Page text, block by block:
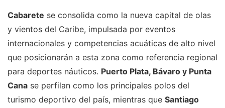
Cabarete se consolida como la nueva capital de olas
y vientos del Caribe, impulsada por eventos
internacionales y competencias acuáticas de alto nivel
que posicionarán a esta zona como referencia regional
para deportes náuticos. Puerto Plata, Bávaro y Punta
Cana se perfilan como los principales polos del
turismo deportivo del país, mientras que Santiago